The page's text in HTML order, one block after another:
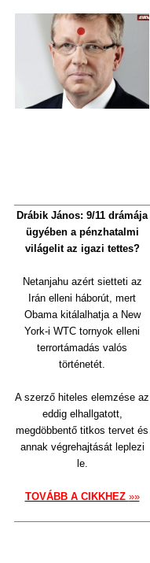
Drábik János: 9/11 drámája
ügyében a pénzhatalmi
világelit az igazi tettes?
Netanjahu azért sietteti az
Irán elleni háborút, mert
Obama kitálalhatja a New
York-i WTC tornyok elleni
terrortámadás valós
történetét.
A szerző hiteles elemzése az
eddig elhallgatott,
megdöbbentő titkos tervet és
annak végrehajtását leplezi
le.
TOVÁBB A CIKKHEZ »»